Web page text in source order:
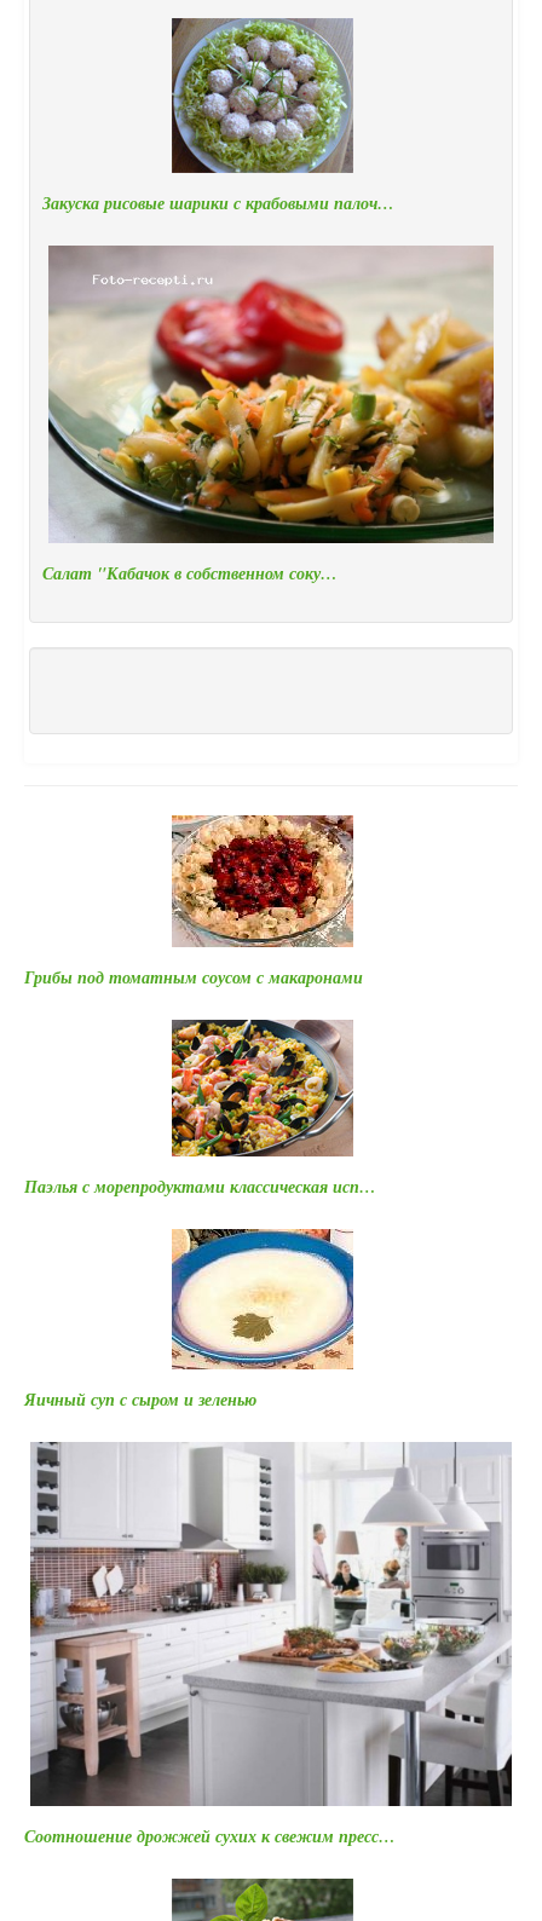
Закуска рисовые шарики с крабовыми палоч…
Салат "Кабачок в собственном соку…
Грибы под томатным соусом с макаронами
Паэлья с морепродуктами классическая исп…
Яичный суп с сыром и зеленью
Соотношение дрожжей сухих к свежим пресс…